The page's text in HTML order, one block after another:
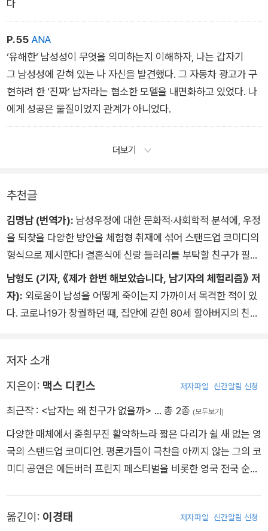
다
P.55 ANA
‘유해한‘ 남성성이 무엇을 의미하는지 이해하자, 나는 갑자기
그 남성성에 갇혀 있는 나 자신을 발견했다. 그 자동차 광고가 구
현하려 한 ‘진짜‘ 남자라는 협소한 모델을 내면화하고 있었다. 나
에게 성공은 물질이었지 관계가 아니었다.
더보기
추천글
김명남 (번역가): 남성우정에 대한 문화적·사회학적 분석에, 우정
을 되찾을 다양한 방안을 체험형 취재에 섞어 스탠드업 코미디의
형식으로 제시한다! 결혼식에 신랑 들러리를 부탁할 친구가 필요
하다는 이유에서 가볍게 시작한 탐색은 21세기 남성성과 남성공
간에 대한 내부고발로 발전하고, 뼈아프게 솔직한 자기성찰은 오
늘날의 삶과 우정에 관한 값진 통찰을 낳는다. 옛 친구는 멀고 새
남형도 (기자, 《제가 한번 해보았습니다, 남기자의 체헐리즘》 저
자): 외로움이 남성을 어떻게 죽이는지 가까이서 목격한 적이 있
다. 코로나19가 창궐하던 때, 집안에 갇힌 80세 할아버지의 친구
어주자, 10대 때부터 겪은 삶을 다 털어놓던 그는 소년의 표정을
지었다. “오늘은 그래도 살맛 나네.”
고 마는가? 이 물음을 던져준 저자에게 사무치게 감사하다. 외로
움에 공감하며 대안을 제시하는 이 책이 남성들에게 더없이 필요
할 거라 확신한다. 홀로 섬처럼 존재해도 되는 사람은 없기에.
저자 소개
지은이: 맥스 디킨스 저자파일 신간알림 신청
최근작 : <남자는 왜 친구가 없을까> … 총 2종 (모두보기)
다양한 매체에서 종횡무진 활약하느라 짧은 다리가 쉴 새 없는 영
국의 스탠드업 코미디언. 평론가들이 극찬을 아끼지 않는 그의 코
미디 공연은 에든버러 프린지 페스티벌을 비롯한 영국 전국 순회
의 간판 버라이어티쇼인 「마이클 매킨타이어의 빅 쇼」에 단골로
옮긴이: 이경태 저자파일 신간알림 신청